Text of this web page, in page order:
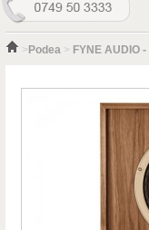
> Podea > FYNE AUDIO